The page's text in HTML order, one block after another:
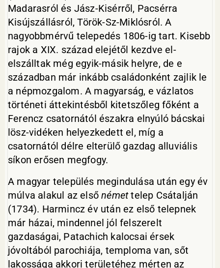
Madarasról és Jász-Kisérről, Pacsérra
Kisújszállásról, Török-Sz-Miklósról. A
nagyobbmérvű telepedés 1806-ig tart. Kisebb
rajok a XIX. század elejétől kezdve el-
elszálltak még egyik-másik helyre, de e
században már inkább családonként zajlik le
a népmozgalom. A magyarság, e vázlatos
történeti áttekintésből kitetszőleg főként a
Ferencz csatornától északra elnyúló bácskai
lösz-vidéken helyezkedett el, míg a
csatornától délre elterülő gazdag alluviális
síkon erősen megfogy.
A magyar település megindulása után egy év
múlva alakul az elsőnémettelep Csátalján
(1734). Harmincz év után ez első telepnek
már házai, mindennel jól felszerelt
gazdaságai, Patachich kalocsai érsek
jóvoltából parochiája, temploma van, sőt
lakossága akkori területéhez mérten az